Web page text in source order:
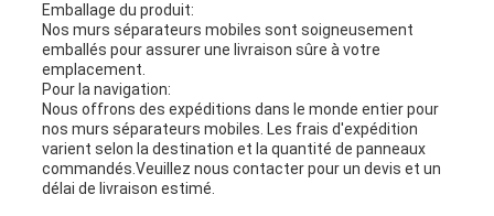
Emballage du produit:
Nos murs séparateurs mobiles sont soigneusement
emballés pour assurer une livraison sûre à votre
emplacement.
Pour la navigation:
Nous offrons des expéditions dans le monde entier pour
nos murs séparateurs mobiles. Les frais d'expédition
varient selon la destination et la quantité de panneaux
commandés.Veuillez nous contacter pour un devis et un
délai de livraison estimé.